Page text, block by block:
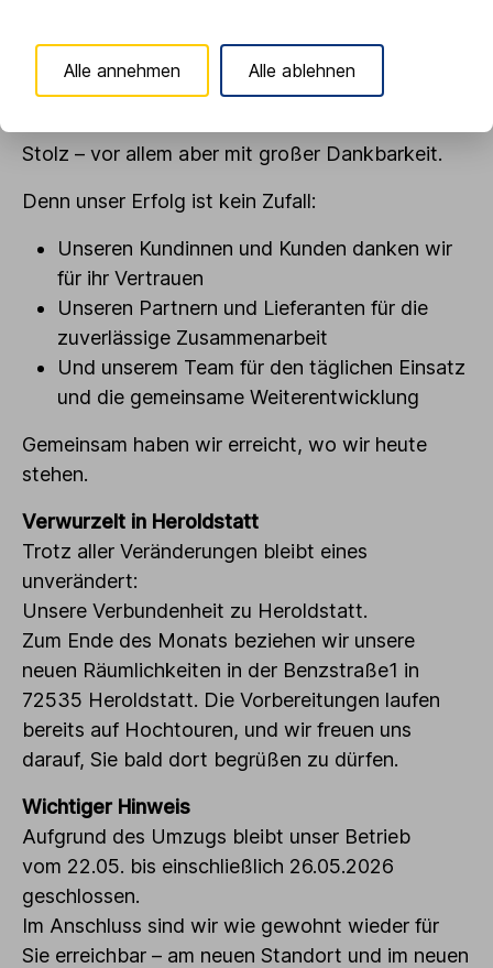
heute weiterführen.
Der Umzug vom ehemaligen Raiffeisengebäude
Stolz – vor allem aber mit großer Dankbarkeit.
Denn unser Erfolg ist kein Zufall:
Unseren Kundinnen und Kunden danken wir
für ihr Vertrauen
Unseren Partnern und Lieferanten für die
zuverlässige Zusammenarbeit
Und unserem Team für den täglichen Einsatz
und die gemeinsame Weiterentwicklung
Gemeinsam haben wir erreicht, wo wir heute
stehen.
Verwurzelt in Heroldstatt
Trotz aller Veränderungen bleibt eines
unverändert:
Unsere Verbundenheit zu Heroldstatt.
Zum Ende des Monats beziehen wir unsere
neuen Räumlichkeiten in der Benzstraße1 in
72535 Heroldstatt. Die Vorbereitungen laufen
bereits auf Hochtouren, und wir freuen uns
darauf, Sie bald dort begrüßen zu dürfen.
Wichtiger Hinweis
Aufgrund des Umzugs bleibt unser Betrieb
vom 22.05. bis einschließlich 26.05.2026
geschlossen.
Im Anschluss sind wir wie gewohnt wieder für
Sie erreichbar – am neuen Standort und im neuen
Alle annehmen Alle ablehnen